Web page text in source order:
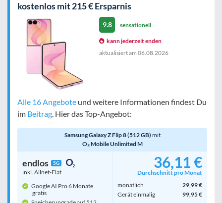
Handy-Speicher egal
nur 5G-Handys
Filter zurücksetzen
kostenlos mit 215 € Ersparnis
9.8 sensationell
kann jederzeit enden
aktualisiert am 06.08.2026
Alle 16 Angebote und weitere Informationen findest Du
im Beitrag. Hier das Top-Angebot:
Samsung Galaxy Z Flip 8 (512 GB) mit
O₂ Mobile Unlimited M
endlos 5G
inkl. Allnet-Flat
Google AI Pro 6 Monate
gratis
36,11 €
Durchschnitt pro Monat
monatlich
29,99 €
Gerät einmalig
99,95 €